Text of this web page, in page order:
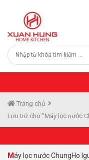
Trang chủ
Lưu trữ cho "Máy lọc nước
Máy lọc nước ChungHo